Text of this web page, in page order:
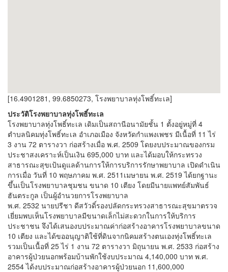
[16.4901281, 99.6850273, โรงพยาบาลทุ่งโพธิ์ทะเล]
ประวัติโรงพยาบาลทุ่งโพธิ์ทะเล
โรงพยาบาลทุ่งโพธิ์ทะเล เดิมเป็นสถานีอนามัยชั้น 1 ตั้งอยู่หมู่ที่ 4
ตำบลนิคมทุ่งโพธิ์ทะเล อำเภอเมือง จังหวัดกำแพงเพชร มีเนื้อที่ 11 ไร่
3 งาน 72 ตารางวา ก่อสร้างเมื่อ พ.ศ. 2509 โดยงบประมาณของกรม
ประชาสงเคราะห์เป็นเงิน 695,000 บาท และได้มอบให้กระทรวง
สาธารณะสุขเป้นดูแลด้านการให้การบริการรักษาพยาบาล เปิดดำเนิน
การเมื่อ วันที่ 10 พฤษภาคม พ.ศ. 2511เมษายน พ.ศ. 2519 ได้ยกฐานะ
ขึ้นเป็นโรงพยาบาลชุมชน ขนาด 10 เตียง โดยมีนายแพทย์สัมพันธ์
ฮันตระกูล เป็นผู้อำนวยการโรงพยาบาล
พ.ศ. 2532 นายปรีชา ดีสวัวดิ์รองปลัดกระทรวงสาธารณะสุขมาตรวจ
เยี่ยมพบเห็นโรงพยาบาลมีขนาดเล็กไม่สะดวกในการให้บริการ
ประชาชน จึงได้เสนองบประมาณค่าก่อสร้างอาคารโรงพยาบาลขนาด
10 เตียง และได้ขออนุญาติใช้ที่ดินจากนิคมสร้างตนเองทุ่งโพธิ์ทะเล
รวมเป็นเนื้อที่ 25 ไร่ 1 งาน 72 ตารางวา มิถุนายน พ.ศ. 2533 ก่อสร้าง
อาคารผู้ป่วยนอกพร้อมบ้านพักใช้งบประมาณ 4,140,000 บาท พ.ศ.
2554 ได้งบประมาณก่อสร้างอาคารผู้ป่วยนอก 11,600,000